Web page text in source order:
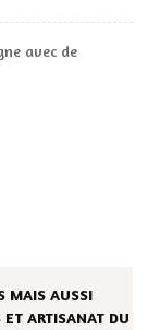
avec de
MAIS AUSSI
ET ARTISANAT DU